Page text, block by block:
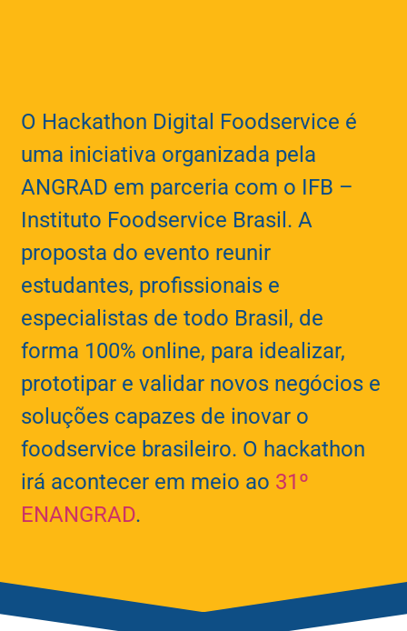
O Hackathon Digital Foodservice é
uma iniciativa organizada pela
ANGRAD em parceria com o IFB –
Instituto Foodservice Brasil. A
proposta do evento reunir
estudantes, profissionais e
especialistas de todo Brasil, de
forma 100% online, para idealizar,
prototipar e validar novos negócios e
soluções capazes de inovar o
foodservice brasileiro. O hackathon
irá acontecer em meio ao 31º
ENANGRAD.